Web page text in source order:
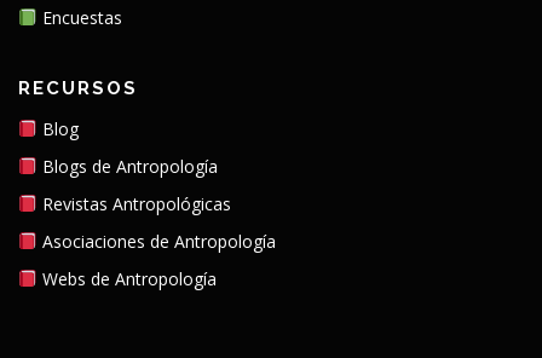
Encuestas
RECURSOS
Blog
Blogs de Antropología
Revistas Antropológicas
Asociaciones de Antropología
Webs de Antropología